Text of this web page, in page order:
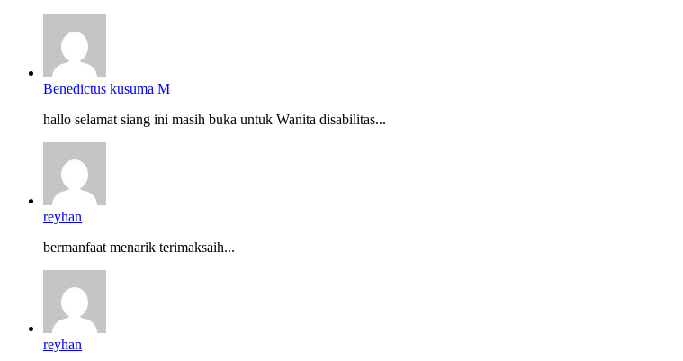
Benedictus kusuma M
hallo selamat siang ini masih buka untuk Wanita disabilitas...
reyhan
bermanfaat menarik terimaksaih...
reyhan